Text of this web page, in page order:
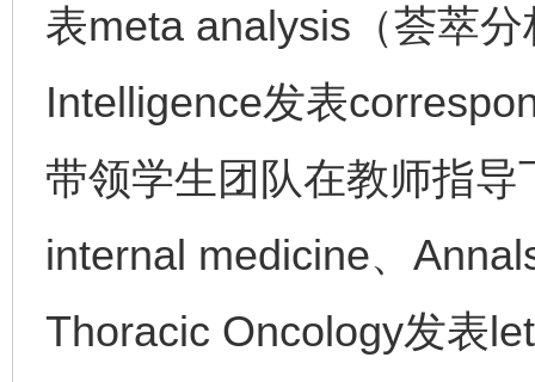
表meta analysis（荟萃
Intelligence发表
带领学生团队在教师指
internal medicine、
Thoracic Oncology发表